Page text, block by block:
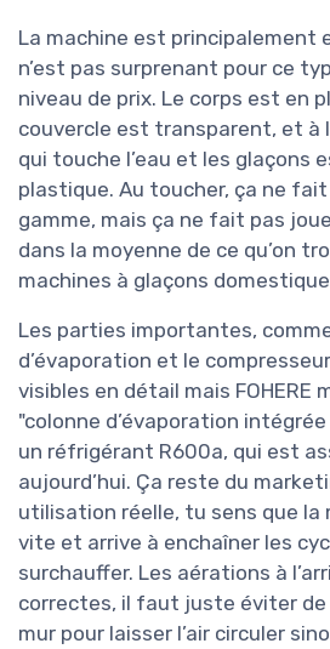
La machine est principalement
n’est pas surprenant pour ce
niveau de prix. Le corps est en
couvercle est transparent, et à
qui touche l’eau et les glaçons
plastique. Au toucher, ça ne
gamme, mais ça ne fait pas
dans la moyenne de ce qu’on
machines à glaçons
Les parties importantes,
d’évaporation et le
visibles en détail mais FOHERE
"colonne d’évaporation
un réfrigérant R600a, qui est
aujourd’hui. Ça reste du
utilisation réelle, tu sens que la
vite et arrive à enchaîner les
surchauffer. Les aérations à
correctes, il faut juste éviter de
mur pour laisser l’air circuler